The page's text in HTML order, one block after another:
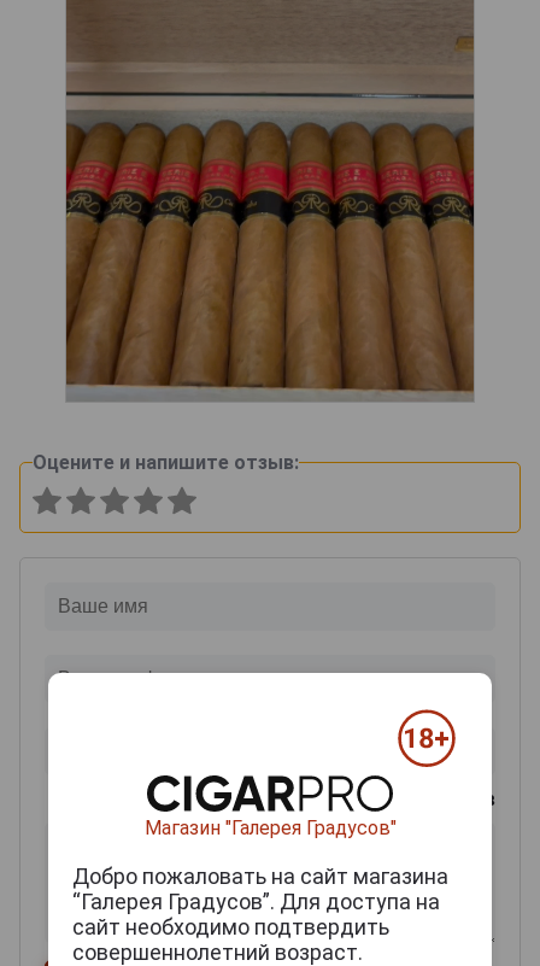
Оцените и напишите отзыв:
0из 2000 знаков
Магазин "Галерея Градусов"
Добро пожаловать на сайт магазина
“Галерея Градусов”. Для доступа на
сайт необходимо подтвердить
совершеннолетний возраст.